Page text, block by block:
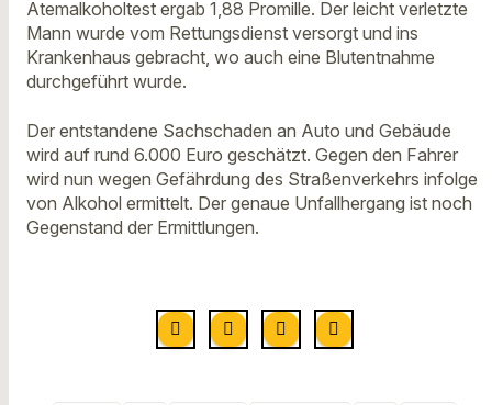
Atemalkoholtest ergab 1,88 Promille. Der leicht verletzte
Mann wurde vom Rettungsdienst versorgt und ins
Krankenhaus gebracht, wo auch eine Blutentnahme
durchgeführt wurde.
Der entstandene Sachschaden an Auto und Gebäude
wird auf rund 6.000 Euro geschätzt. Gegen den Fahrer
wird nun wegen Gefährdung des Straßenverkehrs infolge
von Alkohol ermittelt. Der genaue Unfallhergang ist noch
Gegenstand der Ermittlungen.